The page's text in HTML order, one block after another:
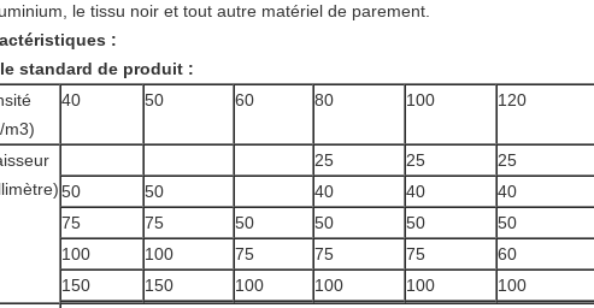
le tissu noir et tout autre matériel de parement.
:
standard de produit :
m3)
40 50 60 80 100 120
25 25
25
50
50 40 40
40
75
75 50 50 50
50
100
100 75 75 75
60
150
150 100 100 100
100